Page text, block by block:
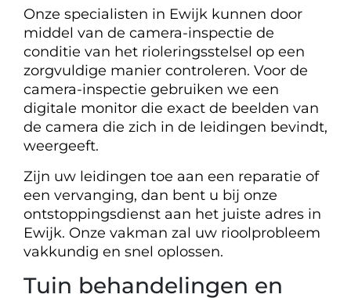
Onze specialisten in Ewijk kunnen door
middel van de camera-inspectie de
conditie van het rioleringsstelsel op een
zorgvuldige manier controleren. Voor de
camera-inspectie gebruiken we een
digitale monitor die exact de beelden van
de camera die zich in de leidingen bevindt,
weergeeft.
Zijn uw leidingen toe aan een reparatie of
een vervanging, dan bent u bij onze
ontstoppingsdienst aan het juiste adres in
Ewijk. Onze vakman zal uw rioolprobleem
vakkundig en snel oplossen.
Tuin behandelingen en